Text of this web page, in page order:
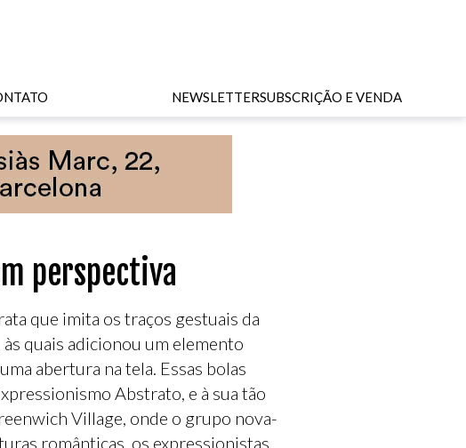
NEWSLETTERSUBSCRIÇÃO E VENDA
perspectiva
que imita os traços gestuais da
quais adicionou um elemento
abertura na tela. Essas bolas
Abstrato, e à sua tão
Village, onde o grupo nova-
românticas, os expressionistas,